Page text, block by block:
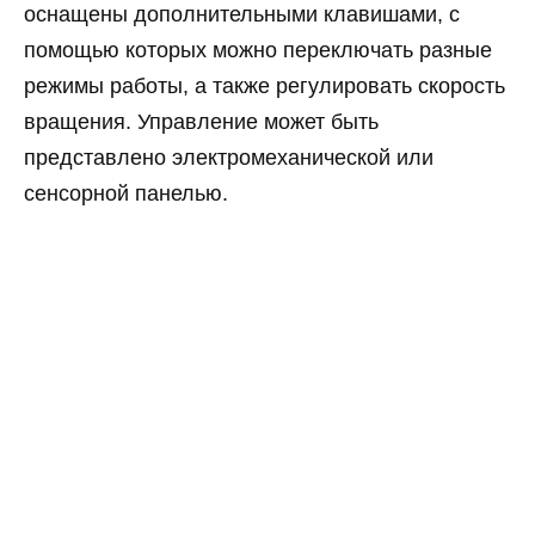
оснащены дополнительными клавишами, с
помощью которых можно переключать разные
режимы работы, а также регулировать скорость
вращения. Управление может быть
представлено электромеханической или
сенсорной панелью.